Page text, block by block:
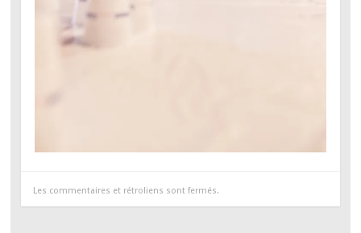
Les commentaires et rétroliens sont fermés.